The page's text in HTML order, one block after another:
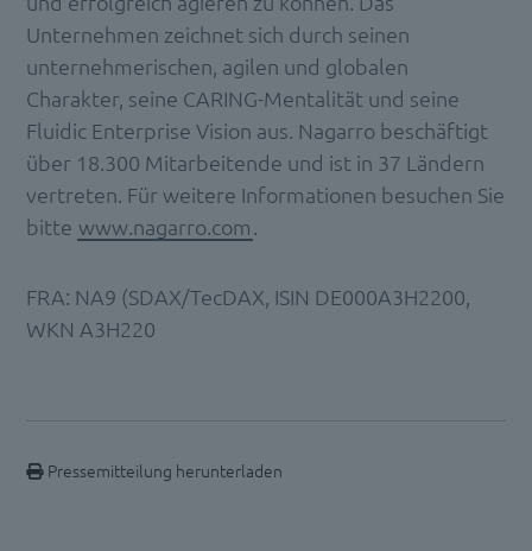
Unternehmen zeichnet sich durch seinen
unternehmerischen, agilen und globalen
Charakter, seine CARING-Mentalität und seine
Fluidic Enterprise Vision aus. Nagarro beschäftigt
über 18.300 Mitarbeitende und ist in 37 Ländern
vertreten. Für weitere Informationen besuchen Sie
bitte www.nagarro.com
FRA: NA9 (SDAX/TecDAX, ISIN DE000A3H2200,
WKN A3H220
Pressemitteilung herunterladen